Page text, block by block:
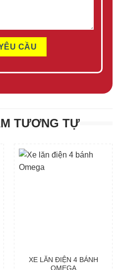
TƯƠNG TỰ
XE LĂN ĐIỆN 4 BÁNH
OMEGA